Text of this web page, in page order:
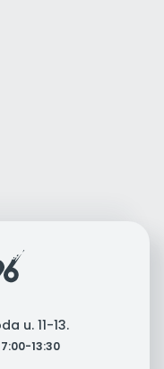
u. 11-13.
13:30